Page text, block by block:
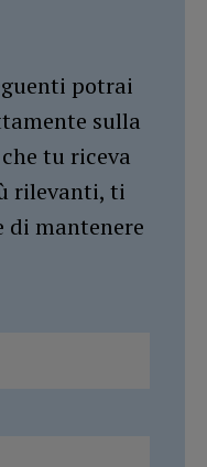
potrai
sulla
tu riceva
rilevanti, ti
di mantenere